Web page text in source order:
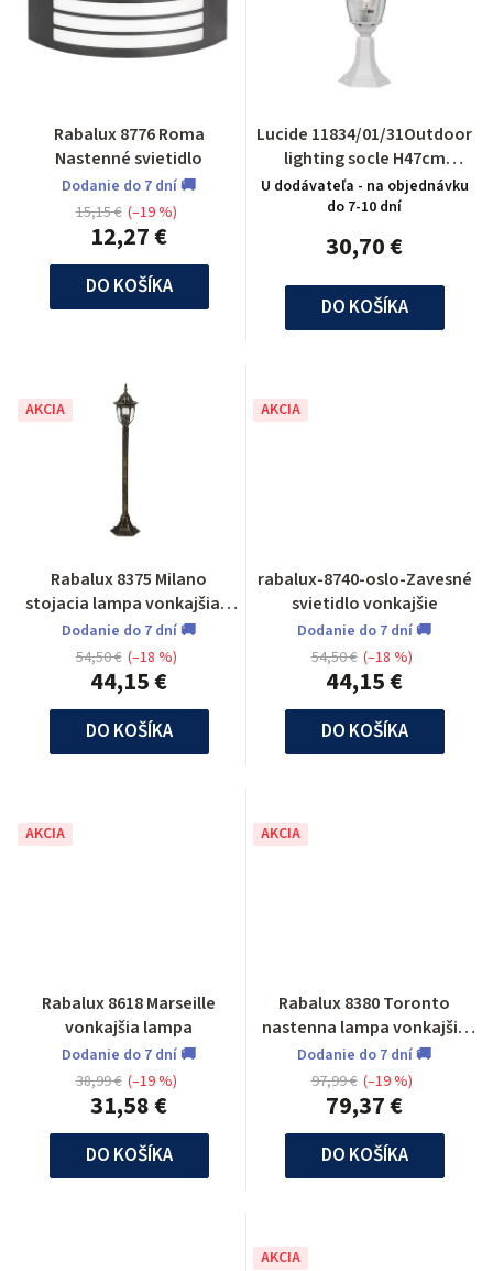
Rabalux 8776 Roma
Nastenné svietidlo
Dodanie do 7 dní 🚚
12,27 €
15,15 € (–19 %)
DO KOŠÍKA
Lucide 11834/01/31Outdoor
lighting socle H47cm
E27/60W White
U dodávateľa - na objednávku
do 7-10 dní
30,70 €
DO KOŠÍKA
AKCIA
Rabalux 8375 Milano
stojacia lampa vonkajšia 1
m
Dodanie do 7 dní 🚚
44,15 €
54,50 € (–18 %)
DO KOŠÍKA
AKCIA
rabalux-8740-oslo-Zavesné
svietidlo vonkajšie
Dodanie do 7 dní 🚚
44,15 €
54,50 € (–18 %)
DO KOŠÍKA
AKCIA
Rabalux 8618 Marseille
vonkajšia lampa
Dodanie do 7 dní 🚚
31,58 €
38,99 € (–19 %)
DO KOŠÍKA
AKCIA
Rabalux 8380 Toronto
nastenna lampa vonkajšia
so senzorom
Dodanie do 7 dní 🚚
79,37 €
97,99 € (–19 %)
DO KOŠÍKA
AKCIA